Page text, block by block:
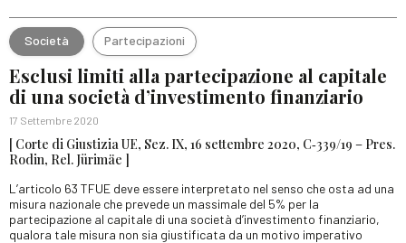
Società Partecipazioni
Esclusi limiti alla partecipazione al capitale
di una società d’investimento finanziario
17 Settembre 2020
[ Corte di Giustizia UE, Sez. IX, 16 settembre 2020, C‑339/19 – Pres.
Rodin, Rel. Jürimäe ]
L’articolo 63 TFUE deve essere interpretato nel senso che osta ad una
misura nazionale che prevede un massimale del 5% per la
partecipazione al capitale di una società d’investimento finanziario,
qualora tale misura non sia giustificata da un motivo imperativo